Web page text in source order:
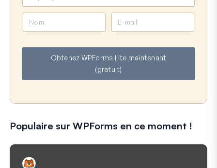
a
i
l
Obtenez WPForms Lite maintenant
(gratuit)
Populaire sur WPForms en ce moment !